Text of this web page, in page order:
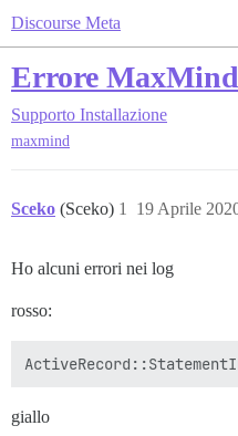
Discourse Meta
Errore
Supporto Installazione
maxmind
Sceko (Sceko) 19 Aprile
1
Ho alcuni errori nei log
rosso:
giallo